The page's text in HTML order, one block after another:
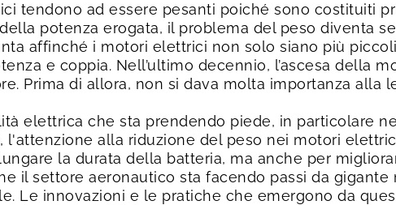
tendono ad essere pesanti poiché sono costituiti
della potenza erogata, il problema del peso diventa
affinché i motori elettrici non solo siano più
e coppia. Nell’ultimo decennio, l’ascesa della
Prima di allora, non si dava molta importanza alla
elettrica che sta prendendo piede, in particolare
l'attenzione alla riduzione del peso nei motori
la durata della batteria, ma anche per
il settore aeronautico sta facendo passi da
Le innovazioni e le pratiche che emergono da